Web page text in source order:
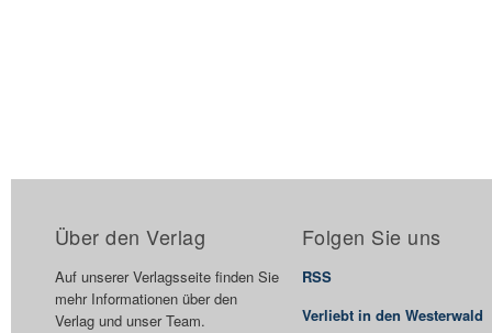
Über den Verlag
Auf unserer Verlagsseite finden Sie
mehr Informationen über den
Verlag und unser Team.
Folgen Sie uns
RSS
Verliebt in den Westerwald